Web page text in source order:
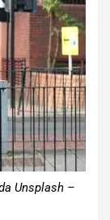
Unsplash –